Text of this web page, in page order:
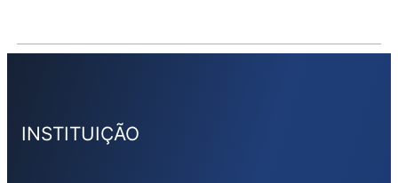
INSTITUIÇÃO